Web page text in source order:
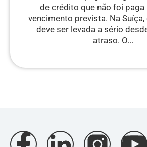
de crédito que não foi paga
vencimento prevista. Na
deve ser levada a sério
atraso. O...